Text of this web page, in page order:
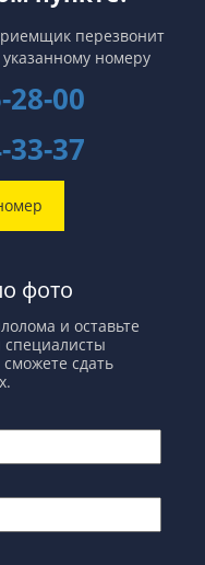
перезвонит
номеру
28-00
33-37
фото
и оставьте
сдать